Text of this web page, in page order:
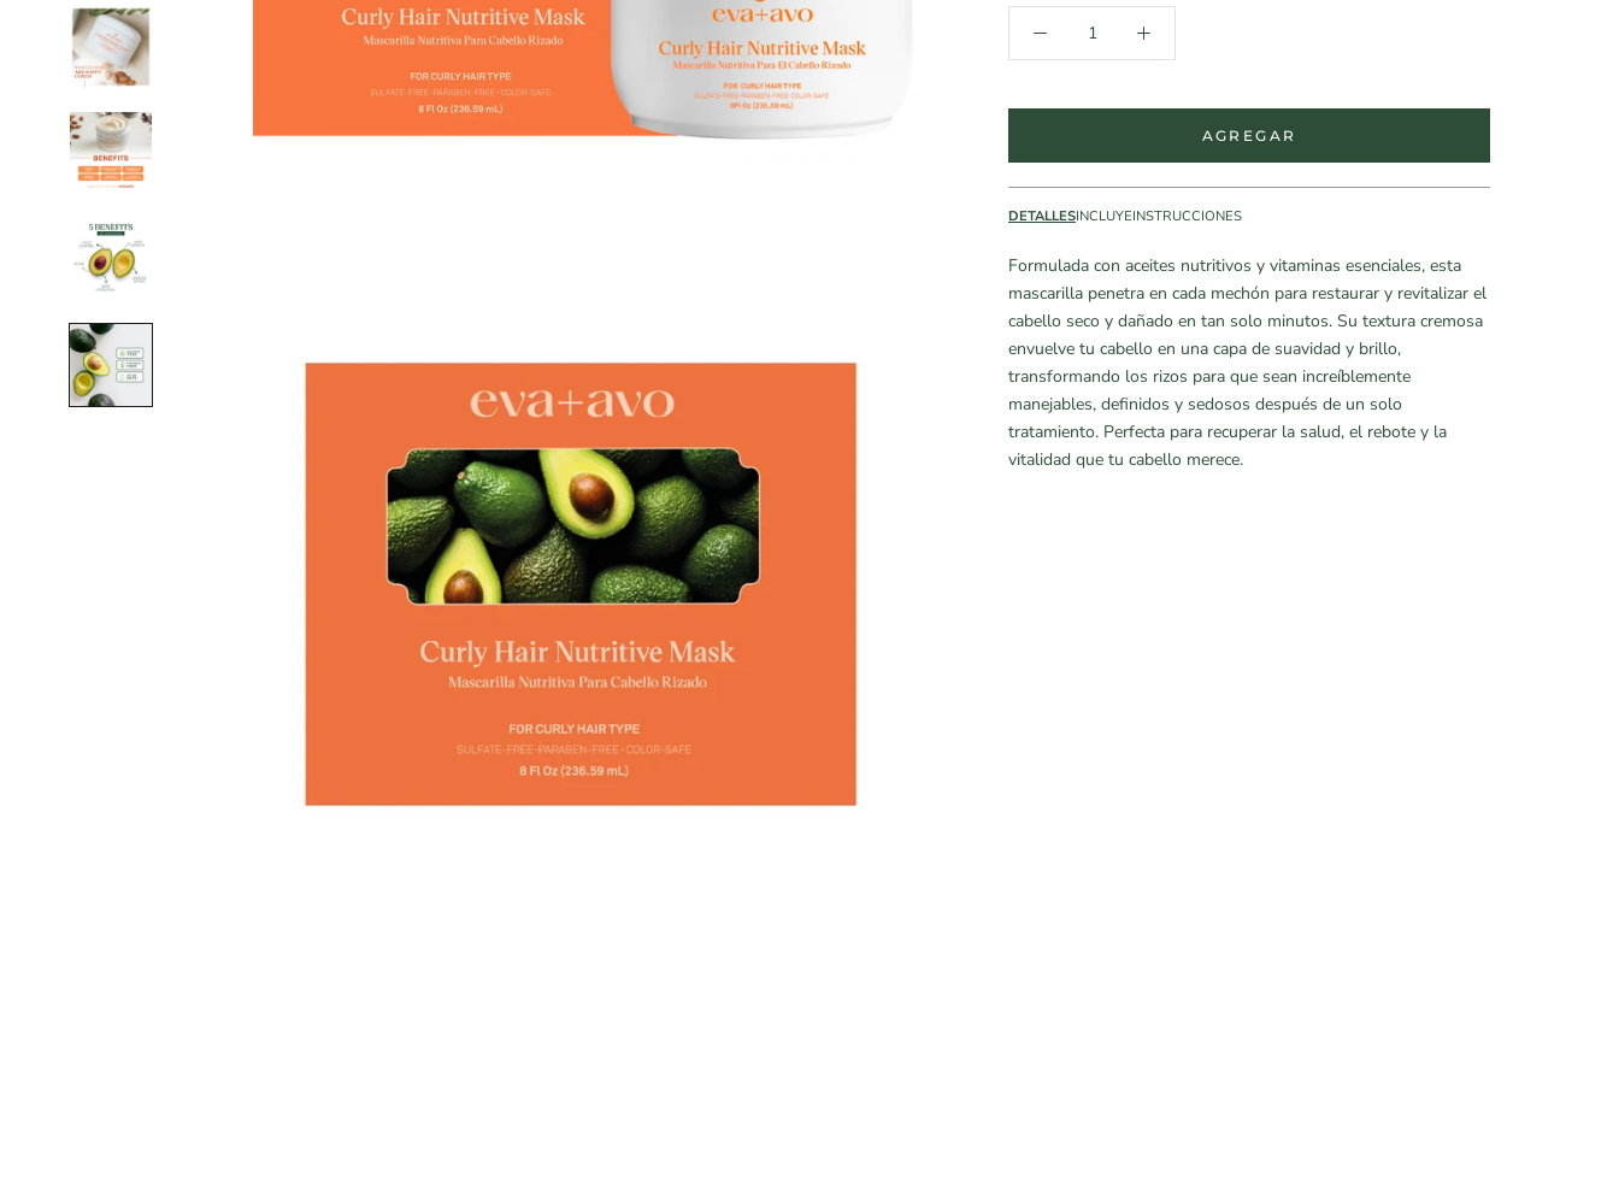
AGREGAR
DETALLESINCLUYEINSTRUCCIONES
Formulada con aceites nutritivos y vitaminas esenciales, esta
mascarilla penetra en cada mechón para restaurar y revitalizar el
cabello seco y dañado en tan solo minutos. Su textura cremosa
envuelve tu cabello en una capa de suavidad y brillo,
transformando los rizos para que sean increíblemente
manejables, definidos y sedosos después de un solo
tratamiento. Perfecta para recuperar la salud, el rebote y la
vitalidad que tu cabello merece.